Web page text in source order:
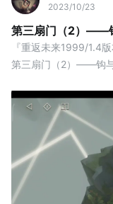
2023/10/23
第三扇门（2）——
『重返未来1999/1.4版
第三扇门（2）——钩